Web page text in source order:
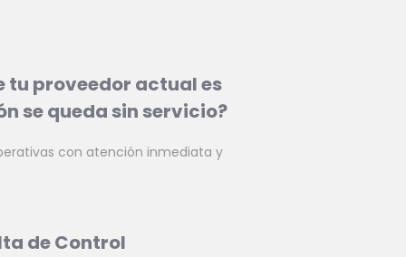
tu proveedor actual es
se queda sin servicio?
con atención inmediata y
de Control